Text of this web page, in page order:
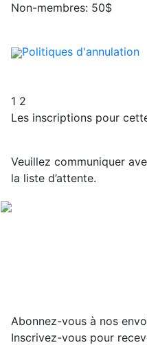
Non-membres: 50$
Politiques d'annulation
1 2
Les inscriptions pour
Veuillez communiquer
la liste d’attente.
Abonnez-vous à nos
Inscrivez-vous pour